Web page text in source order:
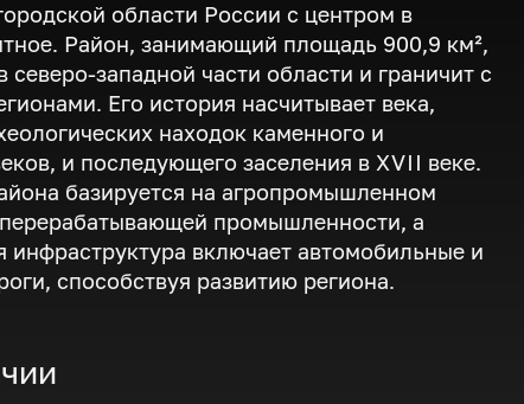
области России с центром в
Район, занимающий площадь 900,9 км²,
северо-западной части области и граничит с
Его история насчитывает века,
находок каменного и
и последующего заселения в XVII веке.
базируется на агропромышленном
промышленности, а
инфраструктура включает автомобильные и
способствуя развитию региона.